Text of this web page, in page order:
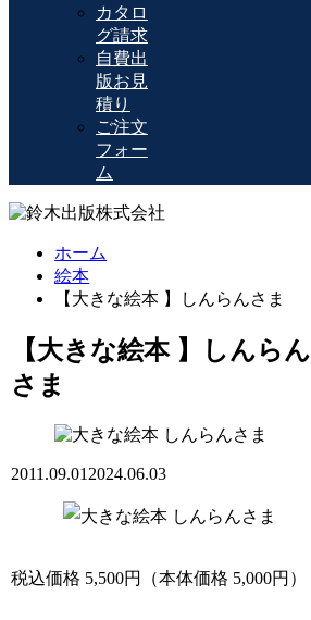
カタロ
グ請求
自費出
版お見
積り
ご注文
フォー
ム
ホーム
絵本
【大きな絵本 】しんらんさま
【大きな絵本 】しんらん
さま
2011.09.01 2024.06.03
税込価格 5,500円（本体価格 5,000円）